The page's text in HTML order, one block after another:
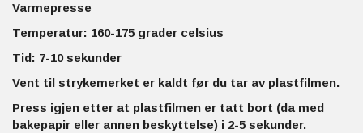
Varmepresse
Temperatur: 160-175 grader celsius
Tid: 7-10 sekunder
Vent til strykemerket er kaldt før du tar av plastfilmen.
Press igjen etter at plastfilmen er tatt bort (da med
bakepapir eller annen beskyttelse) i 2-5 sekunder.